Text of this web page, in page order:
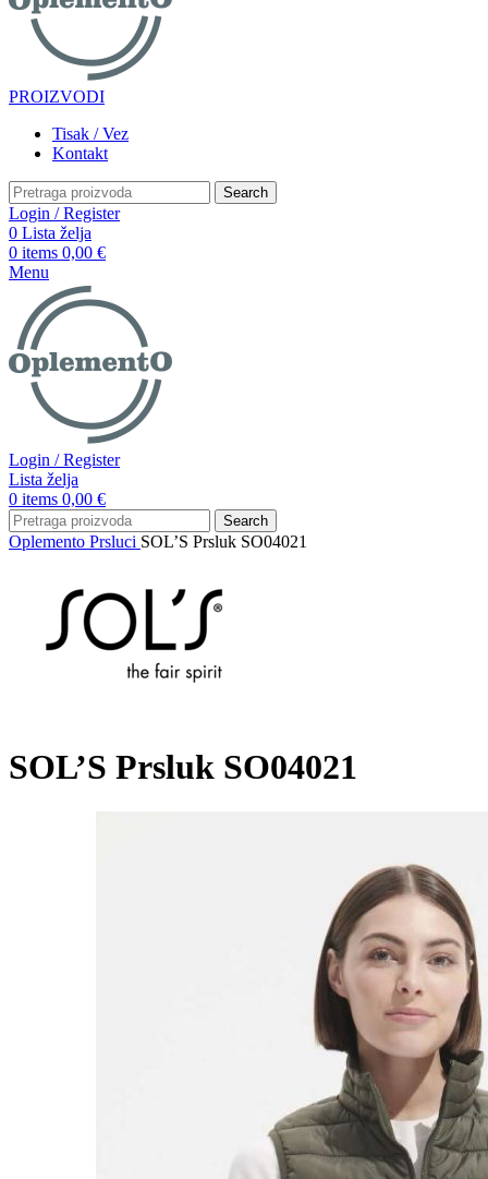
PROIZVODI
Tisak / Vez
Kontakt
Search
Login / Register
0 Lista želja
0 items 0,00 €
Menu
Login / Register
Lista želja
0 items 0,00 €
Search
Oplemento Prsluci SOL’S Prsluk SO04021
SOL’S Prsluk SO04021